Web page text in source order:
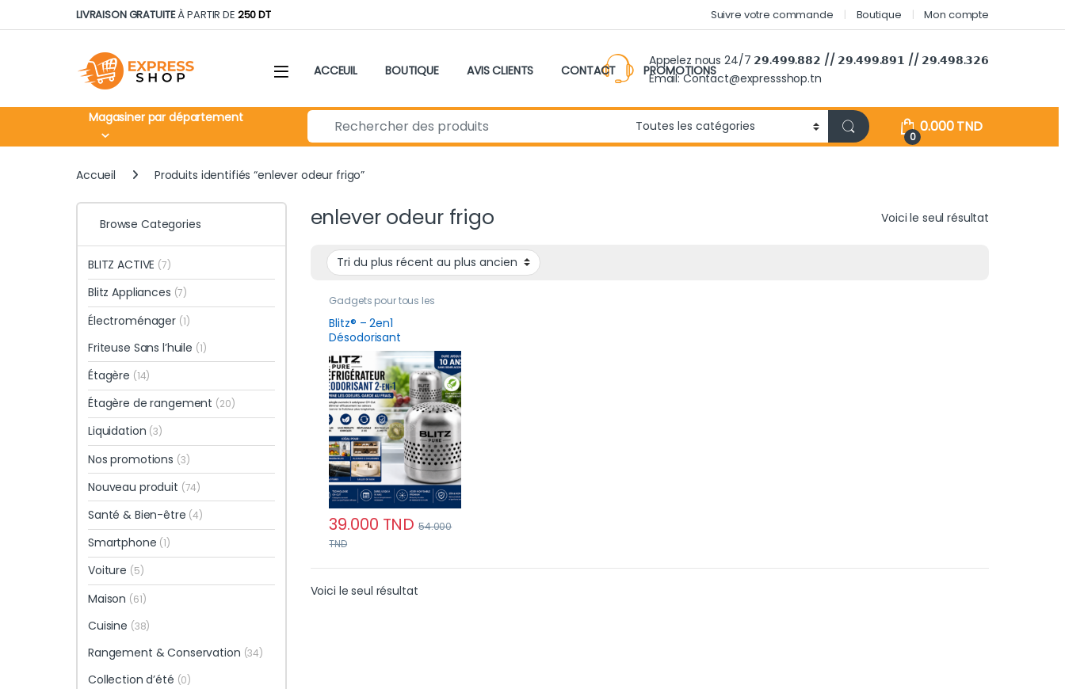
Skip to navigation
Skip to contentLIVRAISON GRATUITEÀ PARTIR DE 250 DT Suivre votre commande Boutique Mon compte
ACCEUIL BOUTIQUE AVIS CLIENTS CONTACT PROMOTIONS
Appelez nous 24/7 𝟮𝟵.𝟰𝟵𝟵.𝟴𝟴𝟮 // 𝟮𝟵.𝟰𝟵𝟵.𝟴𝟵𝟭 // 𝟮𝟵.𝟰𝟵𝟴.𝟯𝟮𝟲
Email: Contact@expressshop.tn
Magasiner par département Search for:
0
0.000TND
Accueil Produits identifiés “enlever odeur frigo”
enlever odeur frigo Voici le seul résultat
Gadgets pour tous les
jours,Nouveau produit
Blitz® – 2en1
Désodorisant
Réfrigérateur Longue
Durée – Éliminateur
d’Odeurs Puissant
Multi-Usages
39.000 TND 54.000
TND
Voici le seul résultat
Browse Categories
BLITZ ACTIVE (7)
Blitz Appliances (7)
Électroménager (1)
Friteuse Sans l’huile (1)
Étagère (14)
Étagère de rangement (20)
Liquidation (3)
Nos promotions (3)
Nouveau produit (74)
Santé & Bien-être (4)
Smartphone (1)
Voiture (5)
Maison (61)
Cuisine (38)
Rangement & Conservation (34)
Collection d’été (0)